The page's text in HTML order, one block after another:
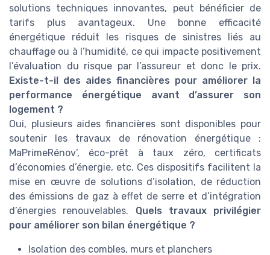
solutions techniques innovantes, peut bénéficier de
tarifs plus avantageux. Une bonne efficacité
énergétique réduit les risques de sinistres liés au
chauffage ou à l’humidité, ce qui impacte positivement
l’évaluation du risque par l’assureur et donc le prix.
Existe-t-il des aides financières pour améliorer la
performance énergétique avant d’assurer son
logement ?
Oui, plusieurs aides financières sont disponibles pour
soutenir les travaux de rénovation énergétique :
MaPrimeRénov’, éco-prêt à taux zéro, certificats
d’économies d’énergie, etc. Ces dispositifs facilitent la
mise en œuvre de solutions d’isolation, de réduction
des émissions de gaz à effet de serre et d’intégration
d’énergies renouvelables. Quels travaux privilégier
pour améliorer son bilan énergétique ?
Isolation des combles, murs et planchers